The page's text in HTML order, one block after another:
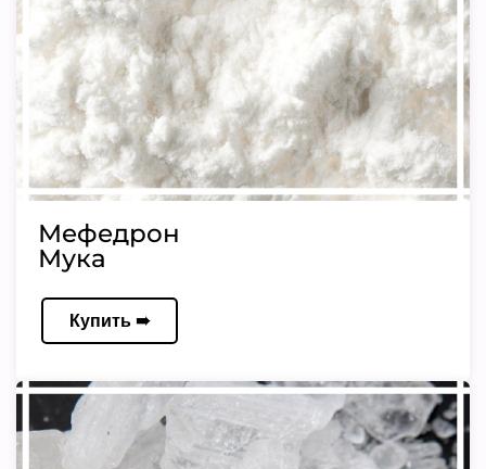
Мефедрон
Мука
Купить ➠